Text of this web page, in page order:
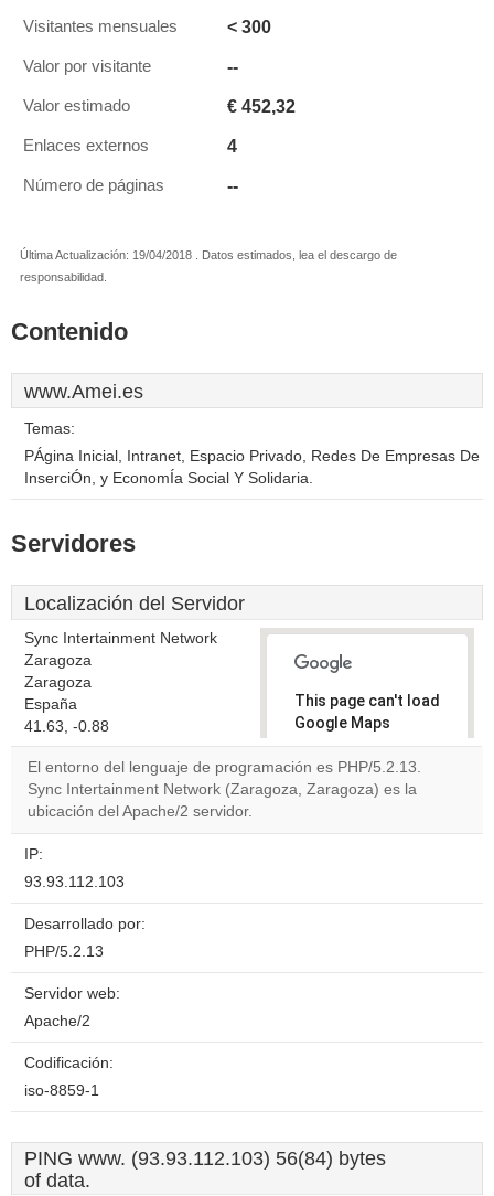
Visitantes mensuales < 300
Valor por visitante --
Valor estimado € 452,32
Enlaces externos 4
Número de páginas --
Última Actualización: 19/04/2018 . Datos estimados, lea el descargo de
responsabilidad.
Contenido
www.Amei.es
Temas:
PÁgina Inicial, Intranet, Espacio Privado, Redes De Empresas De
InserciÓn, y EconomÍa Social Y Solidaria.
Servidores
Localización del Servidor
Sync Intertainment Network
Zaragoza
Zaragoza
España
41.63, -0.88
This page can't load
Google Maps
correctly.
Do you
El entorno del lenguaje de programación es PHP/5.2.13.
Sync Intertainment Network (Zaragoza, Zaragoza) es la
ubicación del Apache/2 servidor.
IP:
93.93.112.103
Desarrollado por:
PHP/5.2.13
Servidor web:
Apache/2
Codificación:
iso-8859-1
PING www. (93.93.112.103) 56(84) bytes
of data.